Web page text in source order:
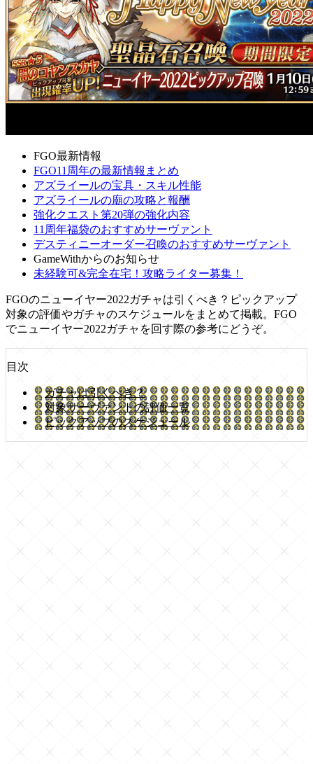
FGO最新情報
FGO11周年の最新情報まとめ
アズライールの宝具・スキル性能
アズライールの廟の攻略と報酬
強化クエスト第20弾の強化内容
11周年福袋のおすすめサーヴァント
デスティニーオーダー召喚のおすすめサーヴァント
GameWithからのお知らせ
未経験可&完全在宅！攻略ライター募集！
FGOのニューイヤー2022ガチャは引くべき？ピックアップ
対象の評価やガチャのスケジュールをまとめて掲載。FGO
でニューイヤー2022ガチャを回す際の参考にどうぞ。
目次
ガチャは引くべき？
対象サーヴァントの評価一覧
ピックアップのスケジュール